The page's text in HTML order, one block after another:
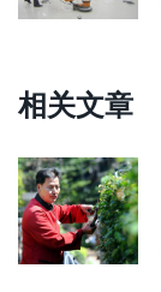
相关文章